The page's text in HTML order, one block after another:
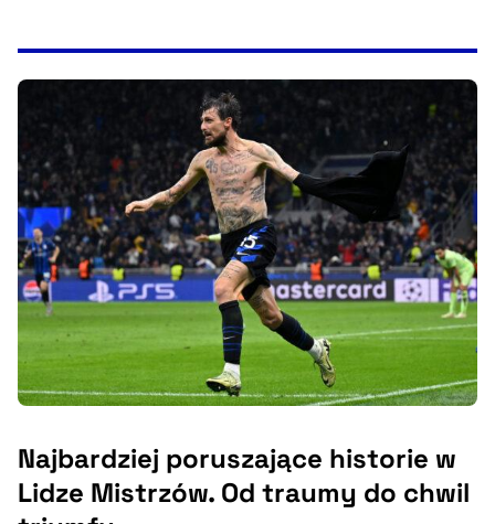
Deklaracja dostępności, otwiera się w nowym oknie
Zgłoś problem
, otwiera się w
Najbardziej poruszające historie w
Lidze Mistrzów. Od traumy do chwil